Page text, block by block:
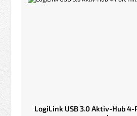
LogiLink USB 3.0 Aktiv-Hub